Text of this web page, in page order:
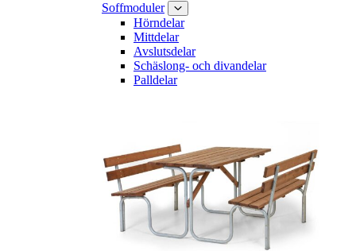
Soffmoduler
Hörndelar
Mittdelar
Avslutsdelar
Schäslong- och divandelar
Palldelar